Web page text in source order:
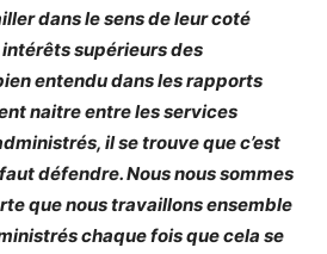
dans le sens de leur coté
supérieurs des
entendu dans les rapports
naitre entre les services
il se trouve que c’est
défendre. Nous nous sommes
que nous travaillons ensemble
chaque fois que cela se